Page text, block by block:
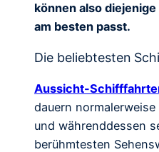
können also
am besten passt.
Die beliebtesten
Aussicht-
dauern
und währenddessen
berühmtesten